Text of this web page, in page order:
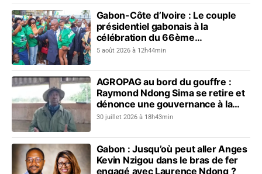
Gabon-Côte d’Ivoire : Le couple
présidentiel gabonais à la
célébration du 66ème
anniversaire de l’indépendance
5 août 2026 à 12h44min
AGROPAG au bord du gouffre :
Raymond Ndong Sima se retire et
dénonce une gouvernance à la
dérive
30 juillet 2026 à 18h43min
Gabon : Jusqu’où peut aller Anges
Kevin Nzigou dans le bras de fer
engagé avec Laurence Ndong ?